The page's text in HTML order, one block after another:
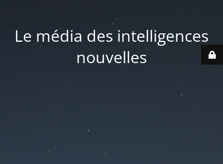
Le média des intelligences
nouvelles